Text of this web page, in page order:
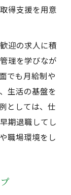
得支援を用意
迎の求人に積
理を学びなが
でも月給制や
生活の基盤を
としては、仕
期退職してし
職場環境をし